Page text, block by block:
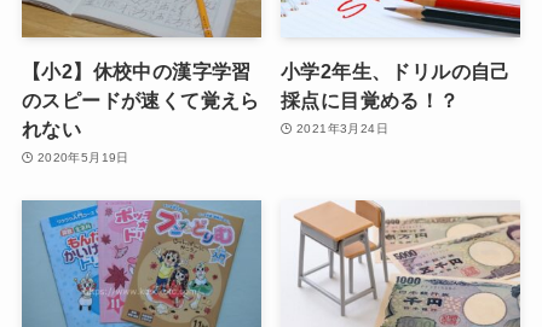
【小2】休校中の漢字学習
のスピードが速くて覚えら
れない
2020年5月19日
小学2年生、ドリルの自己
採点に目覚める！？
2021年3月24日